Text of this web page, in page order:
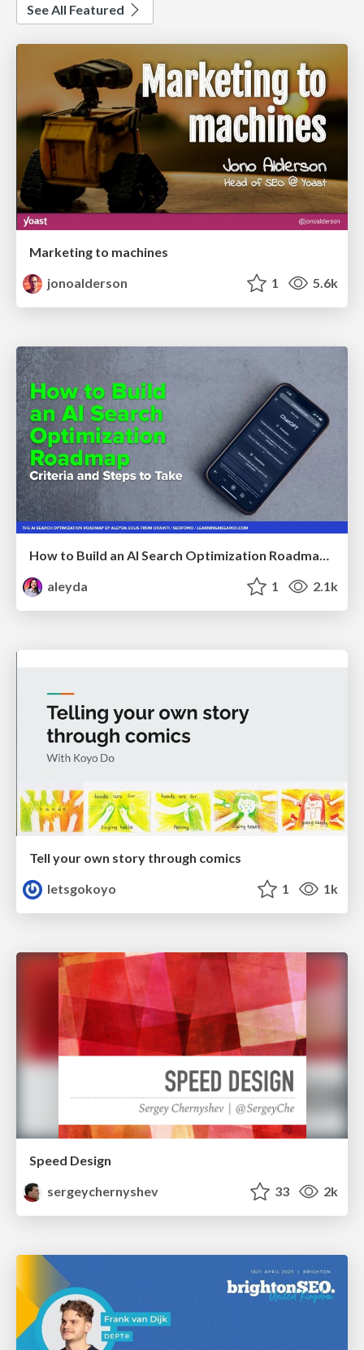
See All Featured
Marketing to machines
jonoalderson
1 5.6k
aleyda
1 2.1k
Tell your own story through comics
letsgokoyo
1 1k
Speed Design
sergeychernyshev
33 2k